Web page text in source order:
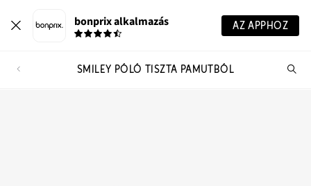
bonprix alkalmazás AZ APPHOZ
SMILEY PÓLÓ TISZTA PAMUTBÓL